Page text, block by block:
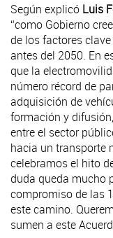
Según explicó Luis
“como Gobierno
de los factores
antes del 2050. En
que la
número récord de
adquisición de
formación y
entre el sector
hacia un transporte
celebramos el hito
duda queda mucho
compromiso de las
este camino.
sumen a este